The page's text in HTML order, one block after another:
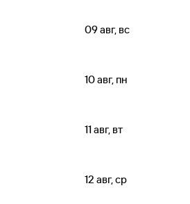
09 авг, вс
10 авг, пн
11 авг, вт
12 авг, ср